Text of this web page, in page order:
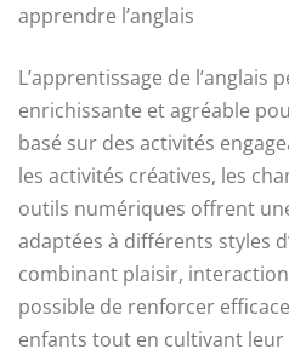
apprendre l’anglais
L’apprentissage de l’anglais
enrichissante et agréable
basé sur des activités
les activités créatives, les
outils numériques offrent
adaptées à différents styles
combinant plaisir,
possible de renforcer
enfants tout en cultivant